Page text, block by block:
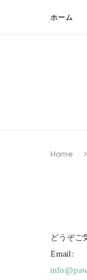
ホーム
Home
どうぞご
Email: